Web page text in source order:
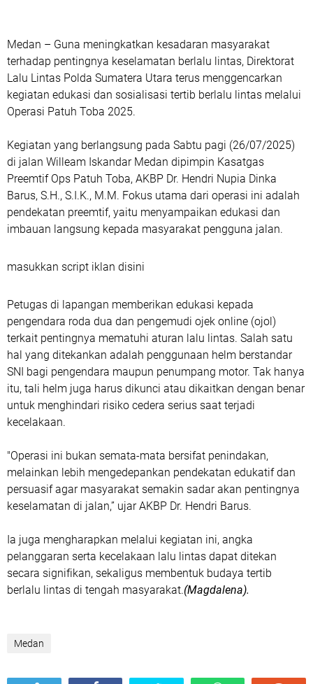
Medan – Guna meningkatkan kesadaran masyarakat
terhadap pentingnya keselamatan berlalu lintas, Direktorat
Lalu Lintas Polda Sumatera Utara terus menggencarkan
kegiatan edukasi dan sosialisasi tertib berlalu lintas melalui
Operasi Patuh Toba 2025.
Kegiatan yang berlangsung pada Sabtu pagi (26/07/2025)
di jalan Willeam Iskandar Medan dipimpin Kasatgas
Preemtif Ops Patuh Toba, AKBP Dr. Hendri Nupia Dinka
Barus, S.H., S.I.K., M.M. Fokus utama dari operasi ini adalah
pendekatan preemtif, yaitu menyampaikan edukasi dan
imbauan langsung kepada masyarakat pengguna jalan.
masukkan script iklan disini
Petugas di lapangan memberikan edukasi kepada
pengendara roda dua dan pengemudi ojek online (ojol)
terkait pentingnya mematuhi aturan lalu lintas. Salah satu
hal yang ditekankan adalah penggunaan helm berstandar
SNI bagi pengendara maupun penumpang motor. Tak hanya
itu, tali helm juga harus dikunci atau dikaitkan dengan benar
untuk menghindari risiko cedera serius saat terjadi
kecelakaan.
"Operasi ini bukan semata-mata bersifat penindakan,
melainkan lebih mengedepankan pendekatan edukatif dan
persuasif agar masyarakat semakin sadar akan pentingnya
keselamatan di jalan,” ujar AKBP Dr. Hendri Barus.
Ia juga mengharapkan melalui kegiatan ini, angka
pelanggaran serta kecelakaan lalu lintas dapat ditekan
secara signifikan, sekaligus membentuk budaya tertib
berlalu lintas di tengah masyarakat.(Magdalena).
Medan